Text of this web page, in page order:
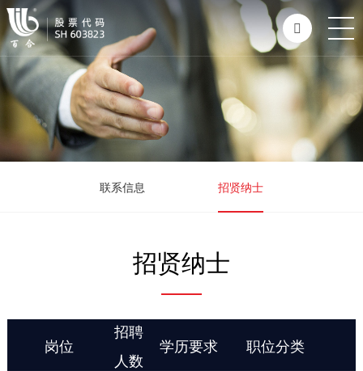
联系信息 招贤纳士
招贤纳士
岗位
招聘
人数
学历要求 职位分类